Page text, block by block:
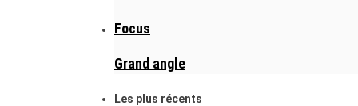
Focus
Grand angle
Les plus récents